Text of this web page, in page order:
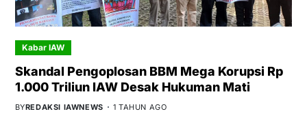
Kabar IAW
Skandal Pengoplosan BBM Mega Korupsi Rp
1.000 Triliun IAW Desak Hukuman Mati
BYREDAKSI IAWNEWS 1 TAHUN AGO